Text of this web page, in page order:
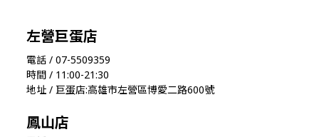
左營巨蛋店
電話 / 07-5509359
時間 / 11:00-21:30
地址 / 巨蛋店:高雄市左營區博愛二路600號
鳳山店